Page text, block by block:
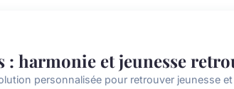
harmonie et jeunesse
personnalisée pour retrouver jeunesse